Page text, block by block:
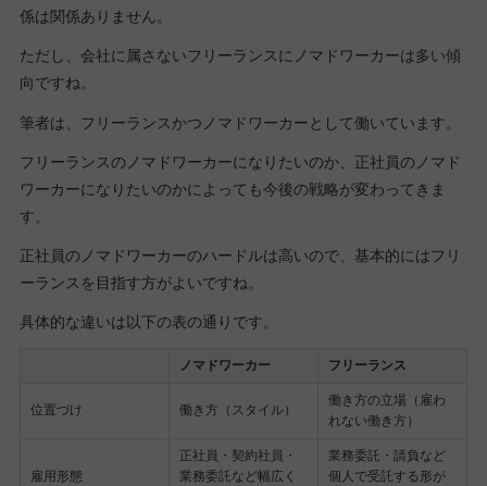
係は関係ありません。
ただし、会社に属さないフリーランスにノマドワーカーは多い傾
向ですね。
筆者は、フリーランスかつノマドワーカーとして働いています。
フリーランスのノマドワーカーになりたいのか、正社員のノマド
ワーカーになりたいのかによっても今後の戦略が変わってきま
す。
正社員のノマドワーカーのハードルは高いので、基本的にはフリ
ーランスを目指す方がよいですね。
具体的な違いは以下の表の通りです。
ノマドワーカー フリーランス
位置づけ 働き方（スタイル）
働き方の立場（雇わ
れない働き方）
雇用形態
正社員・契約社員・
業務委託など幅広く
業務委託・請負など
個人で受託する形が